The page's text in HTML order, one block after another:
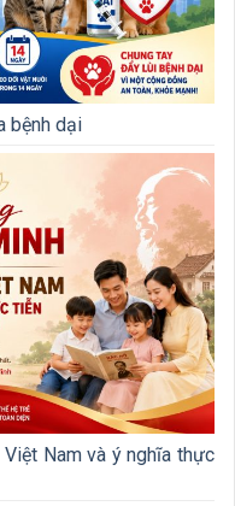
bệnh dại
Nam và ý nghĩa thực